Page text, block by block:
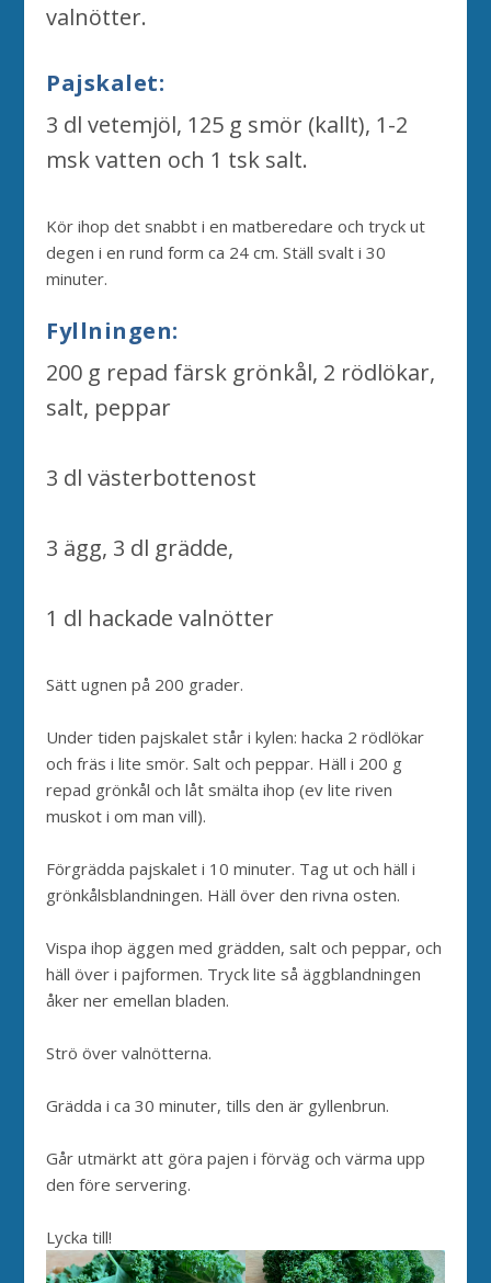
valnötter.
Pajskalet:
3 dl vetemjöl, 125 g smör (kallt), 1-2
msk vatten och 1 tsk salt.
Kör ihop det snabbt i en matberedare och tryck ut
degen i en rund form ca 24 cm. Ställ svalt i 30
minuter.
Fyllningen:
200 g repad färsk grönkål, 2 rödlökar,
salt, peppar
3 dl västerbottenost
3 ägg, 3 dl grädde,
1 dl hackade valnötter
Sätt ugnen på 200 grader.
Under tiden pajskalet står i kylen: hacka 2 rödlökar
och fräs i lite smör. Salt och peppar. Häll i 200 g
repad grönkål och låt smälta ihop (ev lite riven
muskot i om man vill).
Förgrädda pajskalet i 10 minuter. Tag ut och häll i
grönkålsblandningen. Häll över den rivna osten.
Vispa ihop äggen med grädden, salt och peppar, och
häll över i pajformen. Tryck lite så äggblandningen
åker ner emellan bladen.
Strö över valnötterna.
Grädda i ca 30 minuter, tills den är gyllenbrun.
Går utmärkt att göra pajen i förväg och värma upp
den före servering.
Lycka till!